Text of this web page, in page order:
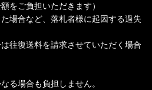
ご負担いただきます）
場合など、落札者様に起因する過失
往復送料を請求させていただく場合
る場合も負担しません。